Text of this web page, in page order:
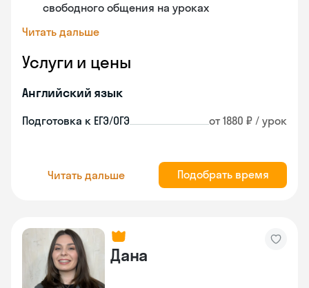
свободного общения на уроках
Читать дальше
Услуги и цены
Английский язык
Подготовка к ЕГЭ/ОГЭ от 1880 ₽ / урок
Читать дальше Подобрать время
Дана